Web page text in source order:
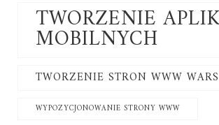
TWORZENIE
MOBILNYCH
TWORZENIE STRON WWW
WYPOZYCJONOWANIE STRONY WWW